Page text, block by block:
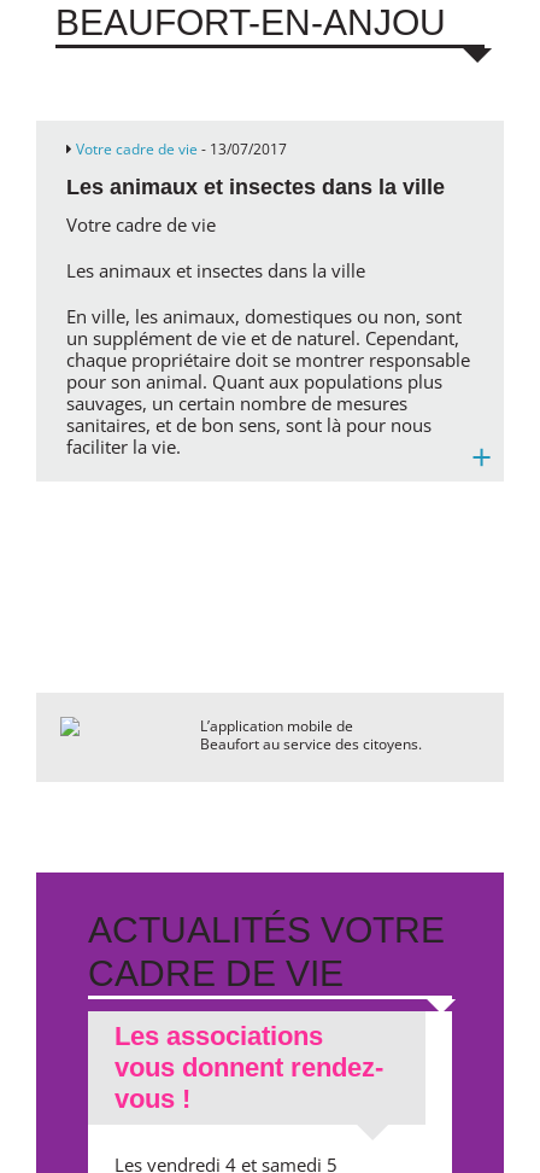
BEAUFORT-EN-ANJOU
Votre cadre de vie - 13/07/2017
Les animaux et insectes dans la ville
Votre cadre de vie
Les animaux et insectes dans la ville
En ville, les animaux, domestiques ou non, sont
un supplément de vie et de naturel. Cependant,
chaque propriétaire doit se montrer responsable
pour son animal. Quant aux populations plus
sauvages, un certain nombre de mesures
sanitaires, et de bon sens, sont là pour nous
faciliter la vie.
+
L’application mobile de
Beaufort au service des citoyens.
ACTUALITÉS VOTRE
CADRE DE VIE
Les associations
vous donnent rendez-
vous !
Les vendredi 4 et samedi 5